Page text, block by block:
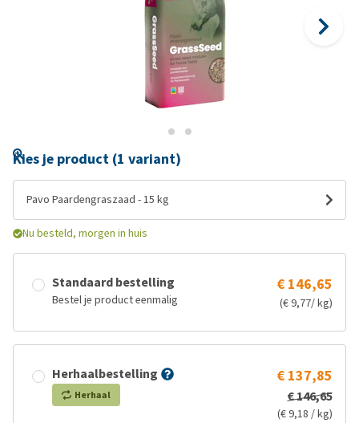
Kies je product (1 variant)
Pavo Paardengraszaad - 15 kg
Nu besteld, morgen in huis
Standaard bestelling
Bestel je product eenmalig
€ 146,65
(€ 9,77/ kg)
Herhaalbestelling
Herhaal
€ 137,85
€ 146,65
(€ 9,18 / kg)